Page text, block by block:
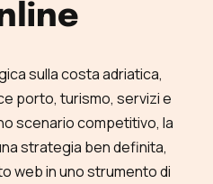
sulla costa adriatica,
porto, turismo, servizi e
scenario competitivo, la
strategia ben definita,
web in uno strumento di